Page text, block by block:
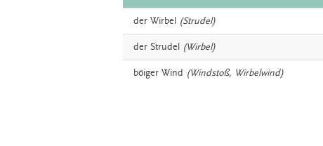
der Wirbel (Strudel)
der Strudel (Wirbel)
böiger Wind (Windstoß, Wirbelwind)